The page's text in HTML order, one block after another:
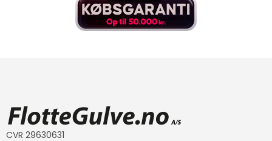
CVR 29630631